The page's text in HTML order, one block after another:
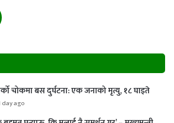
चोकमा बस दुर्घटना: एक जनाको मृत्यु, १८ घाइते
day ago